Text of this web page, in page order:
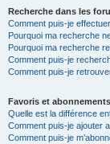
Recherche dans les
Comment puis-je
Pourquoi ma recherche
Pourquoi ma recherche
Comment puis-je
Comment puis-je
Favoris et abonnements
Quelle est la différence
Comment puis-je ajouter
Comment puis-je